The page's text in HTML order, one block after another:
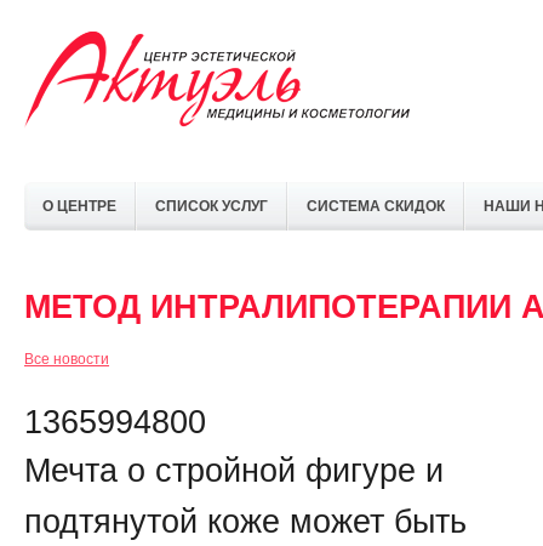
О ЦЕНТРЕ СПИСОК УСЛУГ СИСТЕМА СКИДОК НАШИ
МЕТОД ИНТРАЛИПОТЕРАПИИ
Все новости
1365994800
Мечта о стройной фигуре и
подтянутой коже может быть